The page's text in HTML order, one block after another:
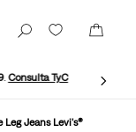
.Consulta TyC
Leg Jeans Levi's®